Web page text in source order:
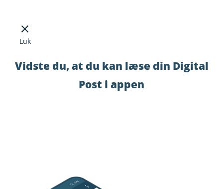
Luk
Vidste du, at du kan læse din Digital
Post i appen